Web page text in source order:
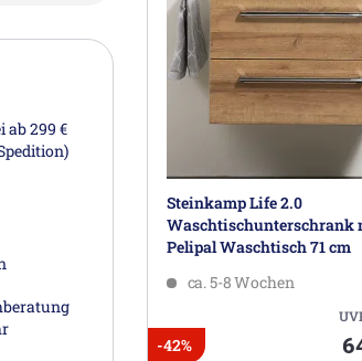
ab 299 €
Steinkamp Life 2.0
Waschtischunterschrank
Pelipal Waschtisch 71 cm
ca. 5-8 Wochen
-42%